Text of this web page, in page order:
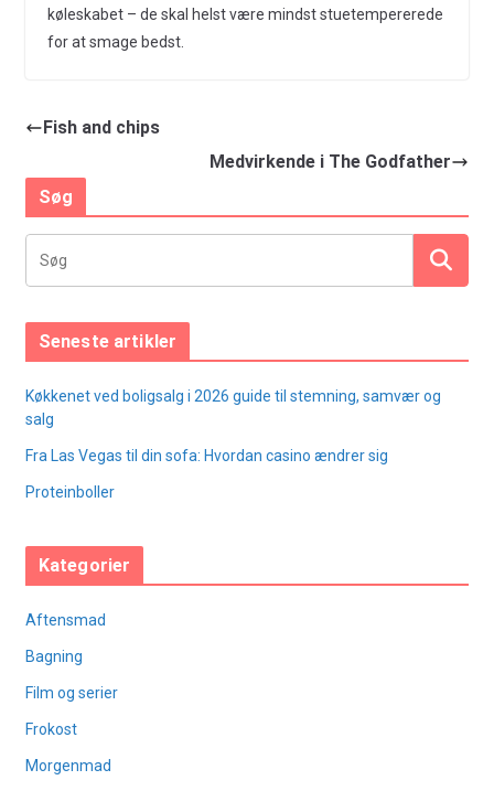
køleskabet – de skal helst være mindst stuetempererede
for at smage bedst.
Fish and chips
Medvirkende i The Godfather
Søg
Seneste artikler
Køkkenet ved boligsalg i 2026 guide til stemning, samvær og
salg
Fra Las Vegas til din sofa: Hvordan casino ændrer sig
Proteinboller
Kategorier
Aftensmad
Bagning
Film og serier
Frokost
Morgenmad